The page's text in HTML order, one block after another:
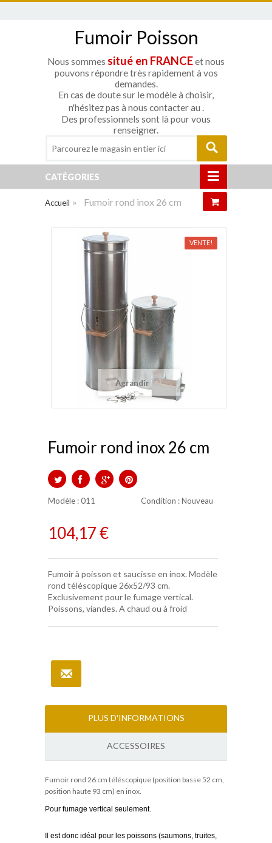
Fumoir Poisson
Nous sommes situé en FRANCEet nous
pouvons répondre très rapidement à vos
demandes.
En cas de doute sur le modèle à choisir,
n'hésitez pas à nous contacter au .
Des professionnels sont là pour vous
renseigner.
CATÉGORIES
Accueil » Fumoir rond inox 26 cm
VENTE!
Agrandir
Fumoir rond inox 26 cm
TWEETPARTAGERGOOGLE+PINTEREST
Modèle :011 Condition : Nouveau
104,17 €
Fumoir à poisson et saucisse en inox. Modèle
rond téléscopique 26x52/93 cm.
Exclusivement pour le fumage vertical.
Poissons, viandes. A chaud ou à froid
PLUS D'INFORMATIONS
ACCESSOIRES
Fumoir rond 26 cm téléscopique (position basse 52 cm,
position haute 93 cm) en inox.
Pour fumage vertical seulement.
Il est donc idéal pour les poissons (saumons, truites,